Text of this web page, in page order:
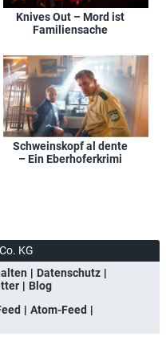
Knives Out – Mord ist
Familiensache
Schweinskopf al dente
– Ein Eberhoferkrimi
KG
Datenschutz
Blog
Atom-Feed